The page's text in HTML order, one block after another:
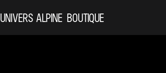
UNIVERS ALPINE BOUTIQUE